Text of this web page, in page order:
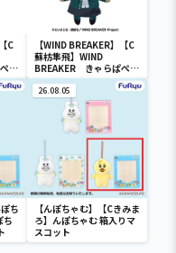
C
【WIND BREAKER】【C
蘇枋隼飛】WIND
BREAKER きゃらぱぺ
mini
ち
ち
26.08.05
【んぽちゃむ】【Cきみま
ろ】んぽちゃむ 箱入りマ
スコット